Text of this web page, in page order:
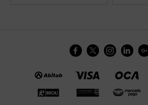
    